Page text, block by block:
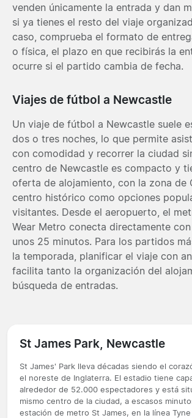
venden únicamente la entrada y dan
si ya tienes el resto del viaje
caso, comprueba el formato de
o física, el plazo en que recibirás la
ocurre si el partido cambia de fecha.
Viajes de fútbol a Newcastle
Un viaje de fútbol a Newcastle suele
dos o tres noches, lo que permite
con comodidad y recorrer la ciudad
centro de Newcastle es compacto y
oferta de alojamiento, con la zona de
centro histórico como opciones
visitantes. Desde el aeropuerto, el
Wear Metro conecta directamente
unos 25 minutos. Para los partidos
la temporada, planificar el viaje con
facilita tanto la organización del
búsqueda de entradas.
St James Park, Newcastle
St James' Park lleva décadas siendo el
el noreste de Inglaterra. El estadio tiene
alrededor de 52.000 espectadores y está
mismo centro de la ciudad, a escasos
estación de metro St James, en la línea Tyne